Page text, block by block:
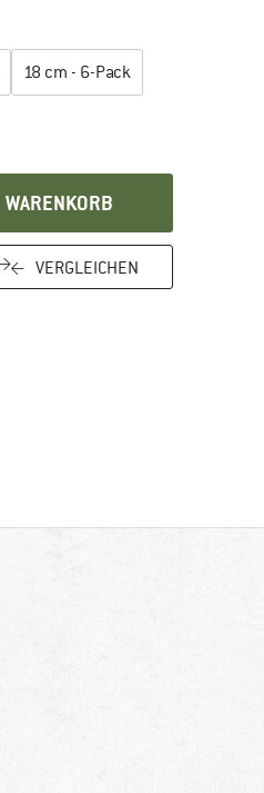
18 cm - 6-Pack
in einer Infobox und beinhaltet
VERGLEICHEN
hier zu den Rückgabe-Richtlinien
Infos hier! Öffnet sich in
alle Infos hier!